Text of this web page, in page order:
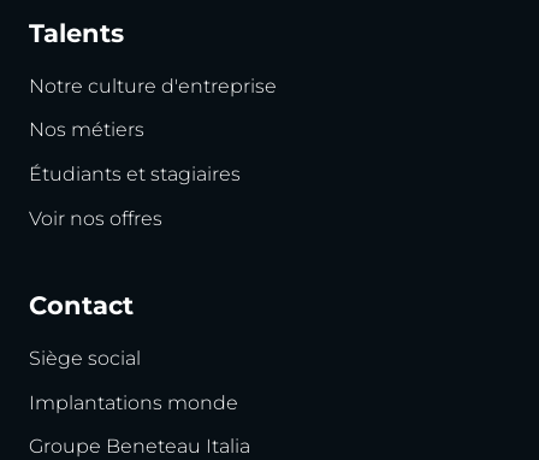
Talents
Notre culture d'entreprise
Nos métiers
Étudiants et stagiaires
Voir nos offres
Contact
Siège social
Implantations monde
Groupe Beneteau Italia